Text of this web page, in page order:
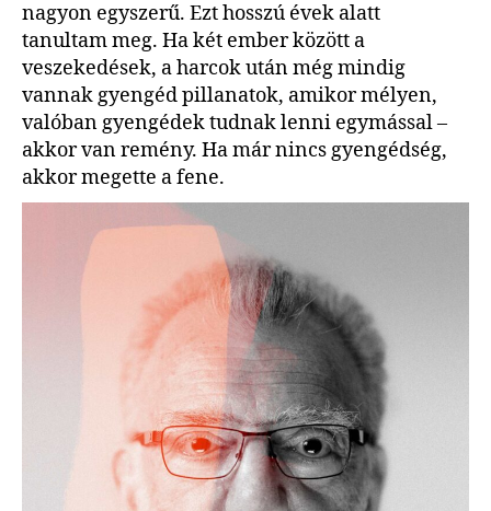
nagyon egyszerű. Ezt hosszú évek alatt
tanultam meg. Ha két ember között a
veszekedések, a harcok után még mindig
vannak gyengéd pillanatok, amikor mélyen,
valóban gyengédek tudnak lenni egymással –
akkor van remény. Ha már nincs gyengédség,
akkor megette a fene.